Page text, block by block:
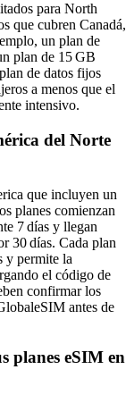
para North
que cubren Canadá,
un plan de
plan de 15 GB
de datos fijos
a menos que el
intensivo.
del Norte
que incluyen un
planes comienzan
7 días y llegan
30 días. Cada plan
y permite la
el código de
confirmar los
antes de
planes eSIM en